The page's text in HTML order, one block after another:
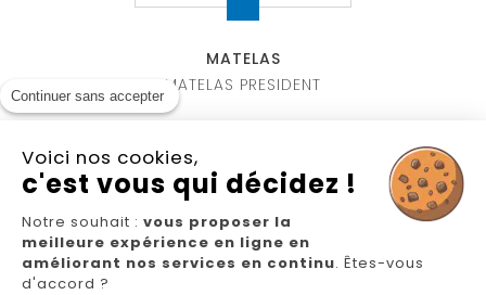
MATELAS
MATELAS PRESIDENT
Nous suivre
Continuer sans accepter
Voici nos cookies,
c'est vous qui décidez !
Notre souhait : vous proposer la
meilleure expérience en ligne en
améliorant nos services en continu. Êtes-vous
d'accord ?